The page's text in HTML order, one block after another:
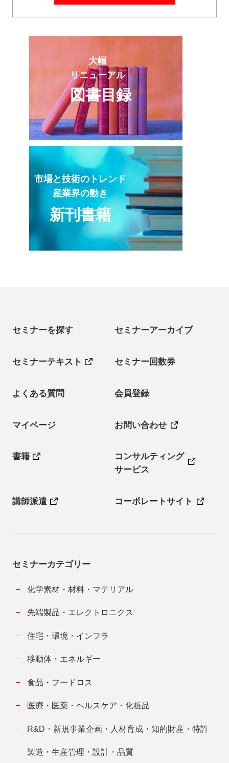
大幅
リニューアル
図書目録
市場と技術のトレンド
産業界の動き
新刊書籍
セミナーを探す セミナーアーカイブ
セミナーテキスト セミナー回数券
よくある質問 会員登録
マイページ お問い合わせ
書籍
コンサルティング
サービス
講師派遣 コーポレートサイト
セミナーカテゴリー
化学素材・材料・マテリアル
先端製品・エレクトロニクス
住宅・環境・インフラ
移動体・エネルギー
食品・フードロス
医療・医薬・ヘルスケア・化粧品
R&D・新規事業企画・人材育成・知的財産・特許
製造・生産管理・設計・品質